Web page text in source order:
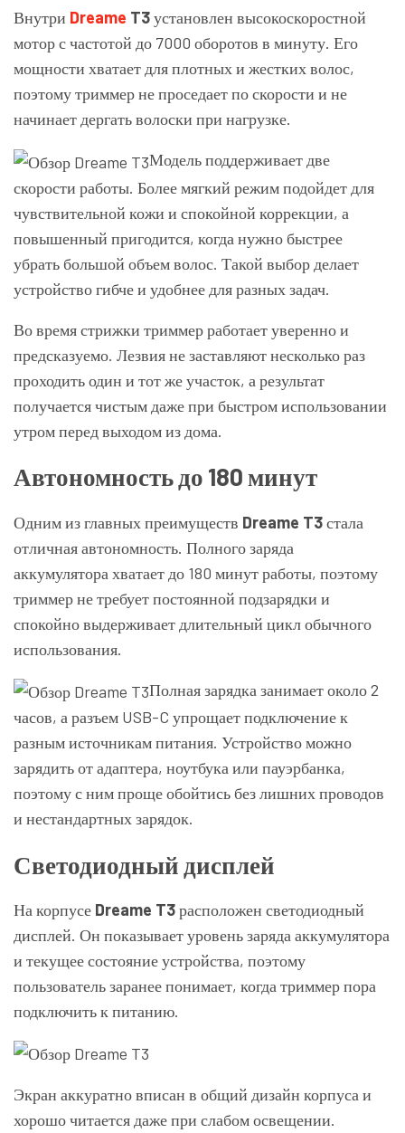
Внутри Dreame T3установлен высокоскоростной
мотор с частотой до 7000 оборотов в минуту. Его
мощности хватает для плотных и жестких волос,
поэтому триммер не проседает по скорости и не
начинает дергать волоски при нагрузке.
Модель поддерживает две
скорости работы. Более мягкий режим подойдет для
чувствительной кожи и спокойной коррекции, а
повышенный пригодится, когда нужно быстрее
убрать большой объем волос. Такой выбор делает
устройство гибче и удобнее для разных задач.
Во время стрижки триммер работает уверенно и
предсказуемо. Лезвия не заставляют несколько раз
проходить один и тот же участок, а результат
получается чистым даже при быстром использовании
утром перед выходом из дома.
Автономность до 180 минут
Одним из главных преимуществ Dreame T3стала
отличная автономность. Полного заряда
аккумулятора хватает до 180 минут работы, поэтому
триммер не требует постоянной подзарядки и
спокойно выдерживает длительный цикл обычного
использования.
Полная зарядка занимает около 2
часов, а разъем USB-C упрощает подключение к
разным источникам питания. Устройство можно
зарядить от адаптера, ноутбука или пауэрбанка,
поэтому с ним проще обойтись без лишних проводов
и нестандартных зарядок.
Светодиодный дисплей
На корпусе Dreame T3расположен светодиодный
дисплей. Он показывает уровень заряда аккумулятора
и текущее состояние устройства, поэтому
пользователь заранее понимает, когда триммер пора
подключить к питанию.
Экран аккуратно вписан в общий дизайн корпуса и
хорошо читается даже при слабом освещении.